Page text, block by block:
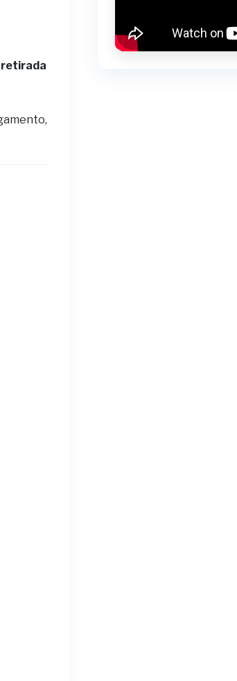
retirada